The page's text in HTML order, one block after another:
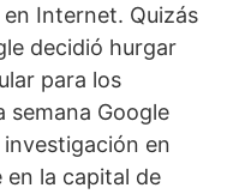
Internet. Quizás
decidió hurgar
para los
semana Google
en
en la capital de